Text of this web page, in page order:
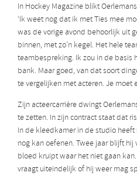
In Hockey Magazine blikt
‘Ik weet nog dat ik met Ties mee
was de vorige avond behoorlijk uit
binnen, met zo’n kegel. Het hele
teambespreking. Ik zou in de basis
bank. Maar goed, van dat soort
te vergelijken met acteren. Je moet
Zijn acteercarrière dwingt
te zetten. In zijn contract staat dat
In de kleedkamer in de studio
nog kan oefenen. Twee jaar blijft
bloed kruipt waar het niet gaan
vraagt uiteindelijk of hij weer mag